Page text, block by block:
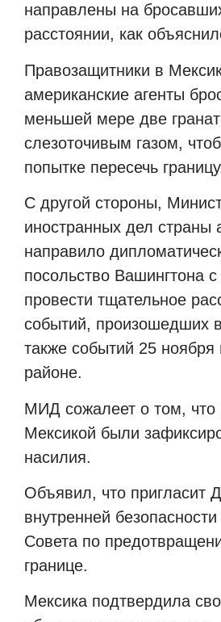
направлены на
расстоянии, как
Правозащитники в
американские агенты
меньшей мере две
слезоточивым газом,
попытке пересечь
С другой стороны,
иностранных дел страны
направило
посольство Вашингтона
провести тщательное
событий, произошедших
также событий 25
районе.
МИД сожалеет о том, что
Мексикой были
насилия.
Объявил, что пригласит
внутренней
Совета по
границе.
Мексика подтвердила